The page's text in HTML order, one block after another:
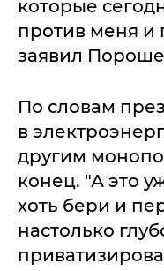
которые
против меня и
заявил
По словам
в
другим
конец. "А это
хоть бери и
настолько